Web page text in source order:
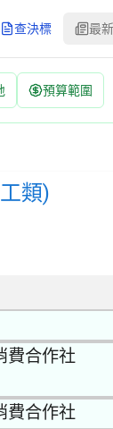
查決標 最
預算範圍
性招標(建立
類)
費合作社
費合作社